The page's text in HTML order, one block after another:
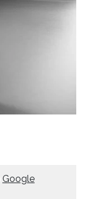
Google